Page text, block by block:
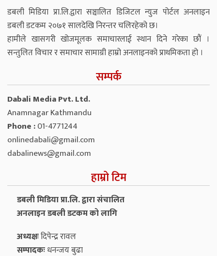
डबली मिडिया प्रा.लि.द्वारा सञ्चालित डिजिटल न्युज पोर्टल अनलाइन
डबली डटकम २०७१ सालदेखि निरन्तर चलिरहेको छ।
हामीले खासगरी खोजमूलक समाचारलाई स्थान दिने गरेका छौं ।
सन्तुलित विचार र समाचार सामाग्री हाम्रो अनलाइनको प्राथमिकता हो ।
सम्पर्क
Dabali Media Pvt. Ltd.
Anamnagar Kathmandu
Phone :01-4771244
onlinedabali@gmail.com
dabalinews@gmail.com
हाम्रो टिम
डबली मिडिया प्रा.लि. द्वारा संचालित
अनलाइन डबली डटकम को लागि
अध्यक्षःदिपेन्द्र रावल
सम्पादकःधनन्‍जय बुढा